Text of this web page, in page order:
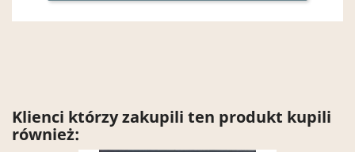
Klienci którzy zakupili ten produkt kupili
również: